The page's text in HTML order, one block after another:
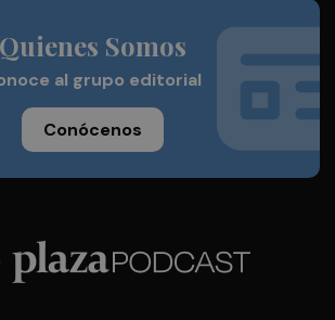
Quienes Somos
al grupo editorial
Conócenos